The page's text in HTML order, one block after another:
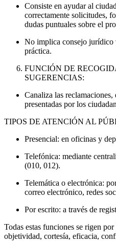
Consiste en ayudar al
correctamente solicitudes,
dudas puntuales sobre el
No implica consejo jurídico
práctica.
FUNCIÓN DE
SUGERENCIAS:
Canaliza las reclamaciones,
presentadas por los
TIPOS DE ATENCIÓN AL
Presencial: en oficinas y
Telefónica: mediante
(010, 012).
Telemática o electrónica:
correo electrónico, redes
Por escrito: a través de
Todas estas funciones se rigen
objetividad, cortesía, eficacia,